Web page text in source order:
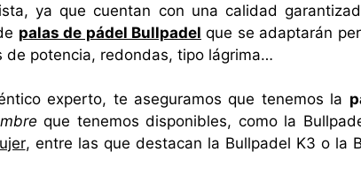
ya que cuentan con una calidad
palas de pádel Bullpadel que se adaptarán
potencia, redondas, tipo lágrima…
experto, te aseguramos que tenemos la
que tenemos disponibles, como la
, entre las que destacan la Bullpadel K3 o la